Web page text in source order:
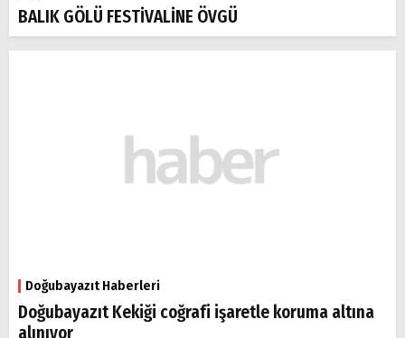
BALIK GÖLÜ FESTİVALİNE ÖVGÜ
Doğubayazıt Haberleri
Doğubayazıt Kekiği coğrafi işaretle koruma altına
alınıyor